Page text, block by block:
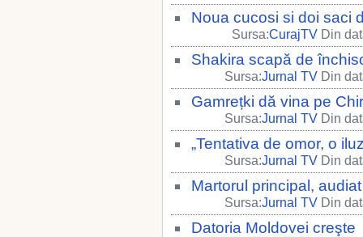
Noua cucosi si doi saci
Sursa:CurajTV Din
Shakira scapă de
Sursa:Jurnal TV Din
Gamrețki dă vina pe
Sursa:Jurnal TV Din
„Tentativa de omor, o
Sursa:Jurnal TV Din
Martorul principal,
Sursa:Jurnal TV Din
Datoria Moldovei creşte